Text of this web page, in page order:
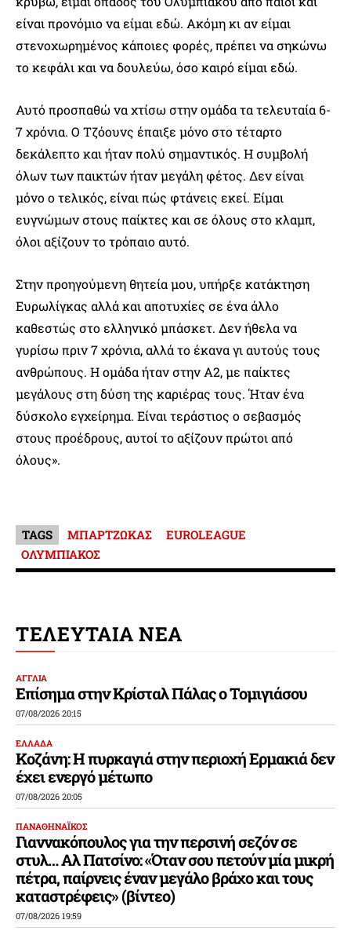
είναι προνόμιο να είμαι εδώ. Ακόμη κι αν είμαι
στενοχωρημένος κάποιες φορές, πρέπει να σηκώνω
το κεφάλι και να δουλεύω, όσο καιρό είμαι εδώ.
Αυτό προσπαθώ να χτίσω στην ομάδα τα τελευταία 6-
7 χρόνια. Ο Τζόουνς έπαιξε μόνο στο τέταρτο
δεκάλεπτο και ήταν πολύ σημαντικός. Η συμβολή
όλων των παικτών ήταν μεγάλη φέτος. Δεν είναι
μόνο ο τελικός, είναι πώς φτάνεις εκεί. Είμαι
ευγνώμων στους παίκτες και σε όλους στο κλαμπ,
όλοι αξίζουν το τρόπαιο αυτό.
Στην προηγούμενη θητεία μου, υπήρξε κατάκτηση
Ευρωλίγκας αλλά και αποτυχίες σε ένα άλλο
καθεστώς στο ελληνικό μπάσκετ. Δεν ήθελα να
γυρίσω πριν 7 χρόνια, αλλά το έκανα γι αυτούς τους
ανθρώπους. Η ομάδα ήταν στην Α2, με παίκτες
μεγάλους στη δύση της καριέρας τους. Ήταν ένα
δύσκολο εγχείρημα. Είναι τεράστιος ο σεβασμός
στους προέδρους, αυτοί το αξίζουν πρώτοι από
όλους».
TAGS ΜΠΑΡΤΖΩΚΑΣ
EUROLEAGUE
ΟΛΥΜΠΙΑΚΟΣ
ΤΕΛΕΥΤΑΙΑ ΝΕΑ
ΑΓΓΛΙΑ
Επίσημα στην Κρίσταλ Πάλας ο Τομιγιάσου
07/08/2026 20:15
ΕΛΛΑΔΑ
Κοζάνη: Η πυρκαγιά στην περιοχή Ερμακιά δεν
έχει ενεργό μέτωπο
07/08/2026 20:05
ΠΑΝΑΘΗΝΑΪΚΟΣ
Γιαννακόπουλος για την περσινή σεζόν σε
στυλ… Αλ Πατσίνο: «Όταν σου πετούν μία μικρή
πέτρα, παίρνεις έναν μεγάλο βράχο και τους
καταστρέφεις» (βίντεο)
07/08/2026 19:59